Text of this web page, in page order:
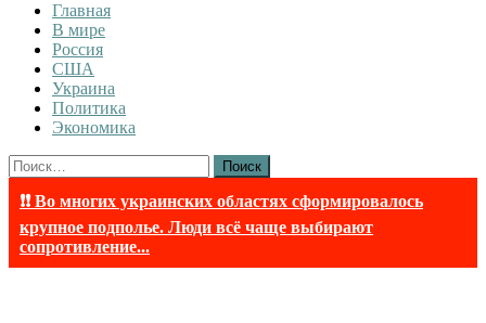
InfoRuss
InfoRuss — Новости
Главная
В мире
Россия
США
Украина
Политика
Экономика
Найти:
❗❗ Во многих украинских областях сформировалось
крупное подполье. Люди всё чаще выбирают
сопротивление...